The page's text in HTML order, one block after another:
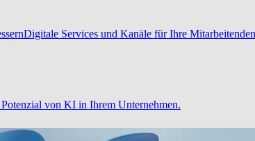
Digitale Services und Kanäle für Ihre
von KI in Ihrem Unternehmen.